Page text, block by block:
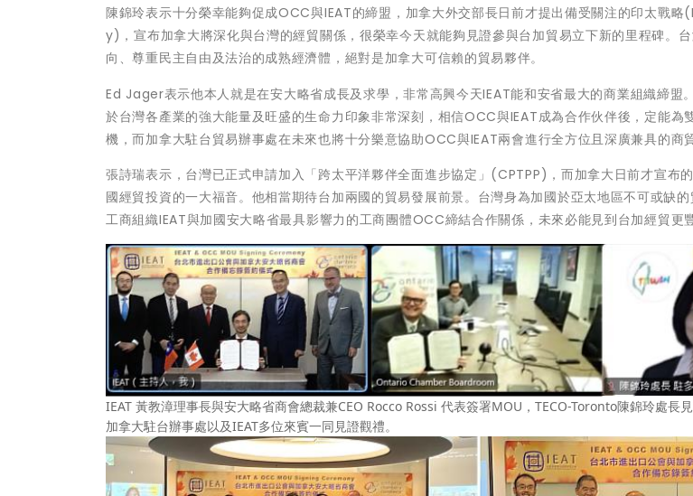
陳錦玲表示十分榮幸能夠促成OCC與IEAT的締盟，加拿大外交部長日前才提出備受關注的印太
y)，宣布加拿大將深化與台灣的經貿關係，很榮幸今天就能夠見證參與台加貿易立下新的里程碑。
向、尊重民主自由及法治的成熟經濟體，絕對是加拿大可信賴的貿易夥伴。
Ed Jager表示他本人就是在安大略省成長及求學，非常高興今天IEAT能和安省最大的商業組織締盟
於台灣各產業的強大能量及旺盛的生命力印象非常深刻，相信OCC與IEAT成為合作伙伴後，定能為
機，而加拿大駐台貿易辦事處在未來也將十分樂意協助OCC與IEAT兩會進行全方位且深廣兼具的商
張詩瑞表示，台灣已正式申請加入「跨太平洋夥伴全面進步協定」(CPTPP)，而加拿大日前才宣布
國經貿投資的一大福音。他相當期待台加兩國的貿易發展前景。台灣身為加國於亞太地區不可或缺
工商組織IEAT與加國安大略省最具影響力的工商團體OCC締結合作關係，未來必能見到台加經貿更
IEAT 黃教漳理事長與安大略省商會總裁兼CEO Rocco Rossi 代表簽署MOU，TECO-Toronto陳錦玲處長
加拿大駐台辦事處以及IEAT多位來賓一同見證觀禮。